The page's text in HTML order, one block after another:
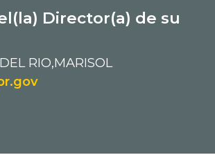
Director(a) de su
RIO,MARISOL